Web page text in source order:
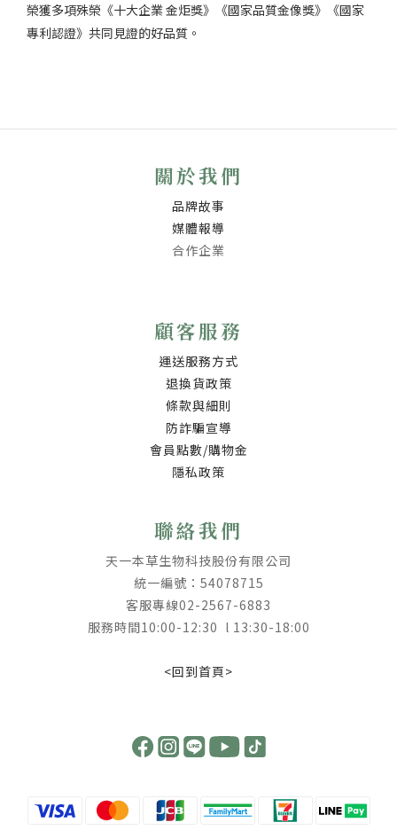
榮獲多項殊榮《十大企業 金炬獎》《國家品質金像獎》《國家
專利認證》共同見證的好品質。
關於我們
品牌故事
媒體報導
合作企業
顧客服務
運送服務方式
退換貨政策
條款與細則
防詐騙宣導
會員點數/購物金
隱私政策
聯絡我們
天一本草生物科技股份有限公司
統一編號：54078715
客服專線02-2567-6883
服務時間10:00-12:30 l 13:30-18:00
<回到首頁>